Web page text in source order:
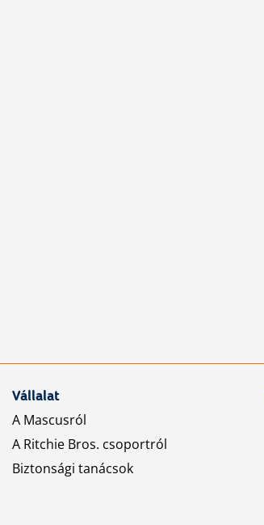
Vállalat
A Mascusról
A Ritchie Bros. csoportról
Biztonsági tanácsok